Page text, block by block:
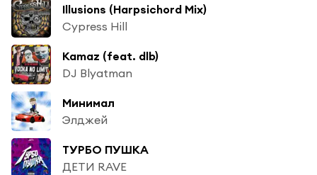
Illusions (Harpsichord Mix)
Cypress Hill
Kamaz (feat. dlb)
DJ Blyatman
Минимал
Элджей
ТУРБО ПУШКА
ДЕТИ RAVE